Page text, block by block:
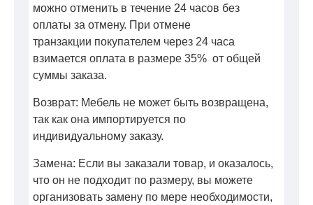
можно отменить в течение 24 часов без
оплаты за отмену. При отмене
транзакции покупателем через 24 часа
взимается оплата в размере 35% от общей
суммы заказа.
Возврат: Мебель не может быть возвращена,
так как она импортируется по
индивидуальному заказу.
Замена: Если вы заказали товар, и оказалось,
что он не подходит по размеру, вы можете
организовать замену по мере необходимости,